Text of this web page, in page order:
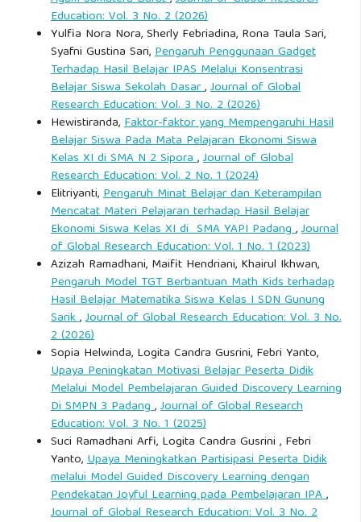
030425 Simerpara Kabupaten P Bharat. Jurnal Akuntasi
Dan Pembelajaran, Vol. 8 No. 3.
Yuswardi. (2021). Analisis Faktor-Faktor Yang
Mempengaruhi Kompetensi Profesional Guru Di Perguruan
Tamansiswa pematang siantar. Jurnal Pendidikan, Sejarah,
Dan Ilmu-Ilmu Sosial, Vol. 5, Issue 2.
Education: Vol. 3 No. 2 (2026)
Yulfia Nora Nora, Sherly Febriadina, Rona Taula Sari,
Syafni Gustina Sari,Pengaruh Penggunaan Gadget
Terhadap Hasil Belajar IPAS Melalui Konsentrasi
Belajar Siswa Sekolah Dasar,Journal of Global
Research Education: Vol. 3 No. 2 (2026)
Hewistiranda,Faktor-faktor yang Mempengaruhi Hasil
Belajar Siswa Pada Mata Pelajaran Ekonomi Siswa
Kelas XI di SMA N 2 Sipora,Journal of Global
Research Education: Vol. 2 No. 1 (2024)
Elitriyanti,Pengaruh Minat Belajar dan Keterampilan
Mencatat Materi Pelajaran terhadap Hasil Belajar
Ekonomi Siswa Kelas XI di SMA YAPI Padang,Journal
of Global Research Education: Vol. 1 No. 1 (2023)
Azizah Ramadhani, Maifit Hendriani, Khairul Ikhwan,
Pengaruh Model TGT Berbantuan Math Kids terhadap
Hasil Belajar Matematika Siswa Kelas I SDN Gunung
Sarik,Journal of Global Research Education: Vol. 3 No.
2 (2026)
Sopia Helwinda, Logita Candra Gusrini, Febri Yanto,
Upaya Peningkatan Motivasi Belajar Peserta Didik
Melalui Model Pembelajaran Guided Discovery Learning
Di SMPN 3 Padang,Journal of Global Research
Education: Vol. 3 No. 1 (2025)
Suci Ramadhani Arfi, Logita Candra Gusrini , Febri
Yanto,Upaya Meningkatkan Partisipasi Peserta Didik
melalui Model Guided Discovery Learning dengan
Pendekatan Joyful Learning pada Pembelajaran IPA,
Journal of Global Research Education: Vol. 3 No. 2